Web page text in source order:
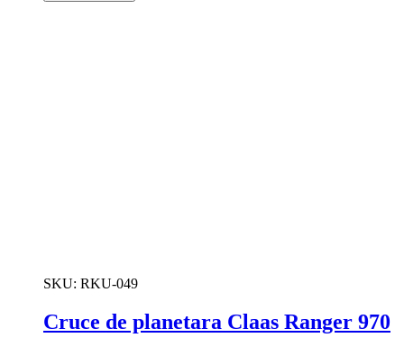
SKU: RKU-049
Cruce de planetara Claas Ranger 970